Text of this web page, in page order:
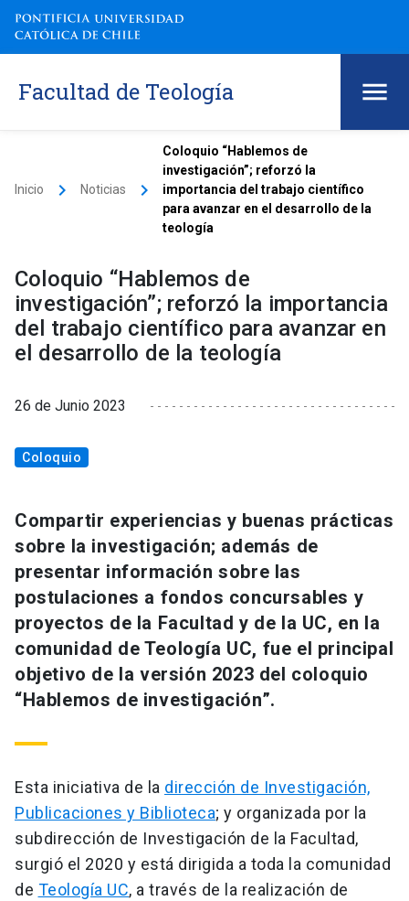
Facultad de Teología
Inicio keyboard_arrow_right Noticias keyboard_arrow_right
Coloquio “Hablemos de
investigación”; reforzó la
importancia del trabajo científico
para avanzar en el desarrollo de la
teología
Coloquio “Hablemos de
investigación”; reforzó la importancia
del trabajo científico para avanzar en
el desarrollo de la teología
26 de Junio 2023
Coloquio
Compartir experiencias y buenas prácticas
sobre la investigación; además de
presentar información sobre las
postulaciones a fondos concursables y
proyectos de la Facultad y de la UC, en la
comunidad de Teología UC, fue el principal
objetivo de la versión 2023 del coloquio
“Hablemos de investigación”.
Esta iniciativa de la dirección de Investigación,
Publicaciones y Biblioteca; y organizada por la
subdirección de Investigación de la Facultad,
surgió el 2020 y está dirigida a toda la comunidad
de Teología UC, a través de la realización de